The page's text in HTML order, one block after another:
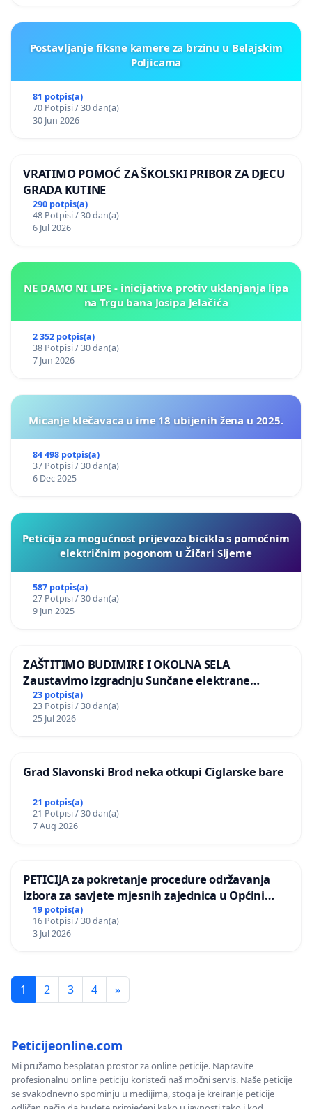
Postavljanje fiksne kamere za brzinu u Belajskim
Poljicama
81 potpis(a)
70 Potpisi / 30 dan(a)
30 Jun 2026
VRATIMO POMOĆ ZA ŠKOLSKI PRIBOR ZA DJECU
GRADA KUTINE
290 potpis(a)
48 Potpisi / 30 dan(a)
6 Jul 2026
NE DAMO NI LIPE - inicijativa protiv uklanjanja lipa
na Trgu bana Josipa Jelačića
2 352 potpis(a)
38 Potpisi / 30 dan(a)
7 Jun 2026
Micanje klečavaca u ime 18 ubijenih žena u 2025.
84 498 potpis(a)
37 Potpisi / 30 dan(a)
6 Dec 2025
Peticija za mogućnost prijevoza bicikla s pomoćnim
električnim pogonom u Žičari Sljeme
587 potpis(a)
27 Potpisi / 30 dan(a)
9 Jun 2025
ZAŠTITIMO BUDIMIRE I OKOLNA SELA
Zaustavimo izgradnju Sunčane elektrane
Vedrine na području Ugljana
23 potpis(a)
23 Potpisi / 30 dan(a)
25 Jul 2026
Grad Slavonski Brod neka otkupi Ciglarske bare
21 potpis(a)
21 Potpisi / 30 dan(a)
7 Aug 2026
PETICIJA za pokretanje procedure održavanja
izbora za savjete mjesnih zajednica u Općini
Bugojno
19 potpis(a)
16 Potpisi / 30 dan(a)
3 Jul 2026
1 2 3 4 »
Peticijeonline.com
Mi pružamo besplatan prostor za online peticije. Napravite
profesionalnu online peticiju koristeći naš močni servis. Naše peticije
se svakodnevno spominju u medijima, stoga je kreiranje peticije